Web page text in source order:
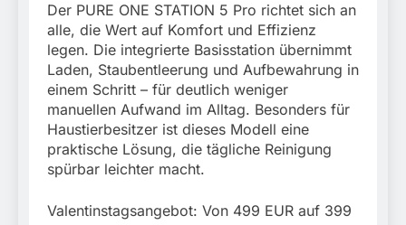
Der PURE ONE STATION 5 Pro richtet sich an
alle, die Wert auf Komfort und Effizienz
legen. Die integrierte Basisstation übernimmt
Laden, Staubentleerung und Aufbewahrung in
einem Schritt – für deutlich weniger
manuellen Aufwand im Alltag. Besonders für
Haustierbesitzer ist dieses Modell eine
praktische Lösung, die tägliche Reinigung
spürbar leichter macht.
Valentinstagsangebot: Von 499 EUR auf 399